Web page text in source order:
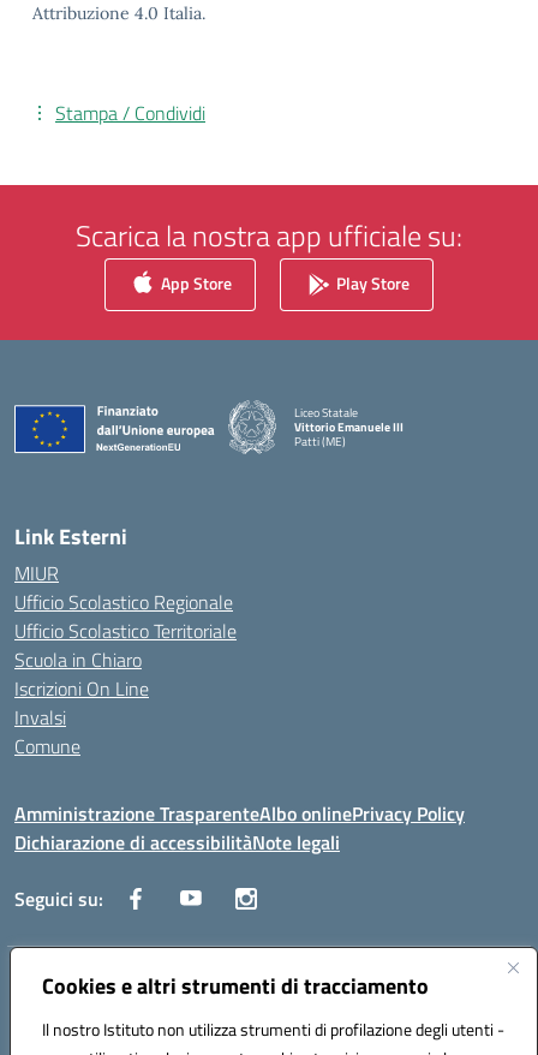
Cookies e altri strumenti di tracciamento
Il nostro Istituto non utilizza strumenti di profilazione degli utenti -
Attribuzione 4.0 Italia.
Stampa / Condividi
Scarica la nostra app ufficiale su:
App Store Play Store
Liceo Statale
Vittorio Emanuele III
Patti (ME)
Link Esterni
MIUR
Ufficio Scolastico Regionale
Ufficio Scolastico Territoriale
Scuola in Chiaro
Iscrizioni On Line
Invalsi
Comune
Amministrazione TrasparenteAlbo onlinePrivacy Policy
Dichiarazione di accessibilitàNote legali
Seguici su:
Indirizzo:Via Trieste, 43 – 98066 Patti (ME)
Posta elettronica certificata (PEC):mepc060006@pec.istruzione.it